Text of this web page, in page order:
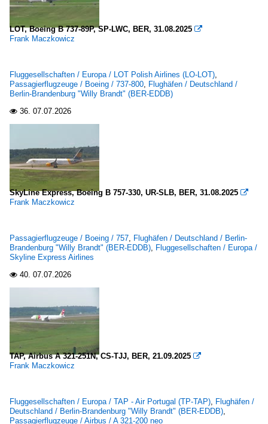
LOT, Boeing B 737-89P, SP-LWC, BER, 31.08.2025 
Frank Maczkowicz
Fluggesellschaften / Europa / LOT Polish Airlines (LO-LOT),
Passagierflugzeuge / Boeing / 737-800, Flughäfen / Deutschland /
Berlin-Brandenburg "Willy Brandt" (BER-EDDB)
 36. 07.07.2026
SkyLine Express, Boeing B 757-330, UR-SLB, BER, 31.08.2025 
Frank Maczkowicz
Passagierflugzeuge / Boeing / 757, Flughäfen / Deutschland / Berlin-
Brandenburg "Willy Brandt" (BER-EDDB), Fluggesellschaften / Europa /
Skyline Express Airlines
 40. 07.07.2026
TAP, Airbus A 321-251N, CS-TJJ, BER, 21.09.2025 
Frank Maczkowicz
Fluggesellschaften / Europa / TAP - Air Portugal (TP-TAP), Flughäfen /
Deutschland / Berlin-Brandenburg "Willy Brandt" (BER-EDDB),
Passagierflugzeuge / Airbus / A 321-200 neo